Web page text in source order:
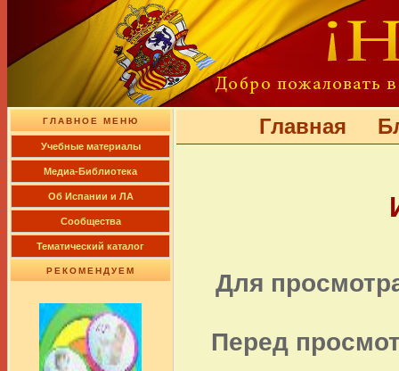
ГЛАВНОЕ МЕНЮ
Учебные материалы
Медиа-Библиотека
Об Испании и ЛА
Сообщества
Тематический каталог
РЕКОМЕНДУЕМ
Главная
Для
Перед